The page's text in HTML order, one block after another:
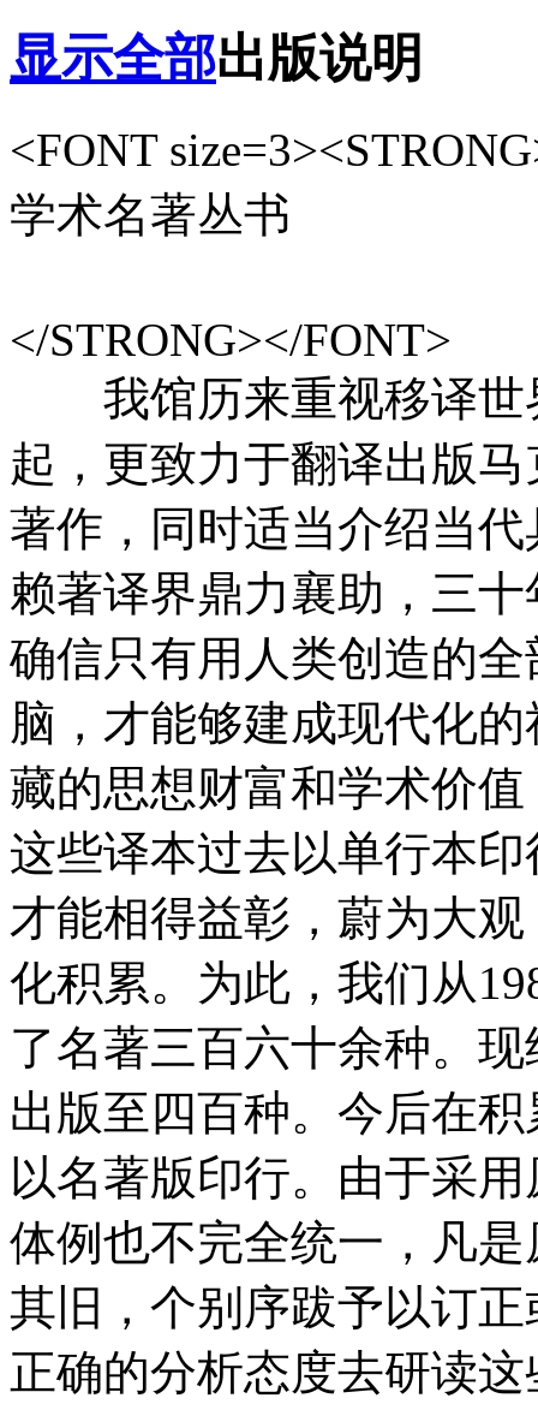
显示全部出版说明
<FONT
学术名著丛书
</STRONG></FONT>
我馆历来重视移译世
起，更致力于翻译出版
著作，同时适当介绍当
赖著译界鼎力襄助，三
确信只有用人类创造的
脑，才能够建成现代化
藏的思想财富和学术价
这些译本过去以单行本
才能相得益彰，蔚为大
化积累。为此，我们从
了名著三百六十余种。
出版至四百种。今后在
以名著版印行。由于采
体例也不完全统一，凡
其旧，个别序跋予以订
正确的分析态度去研读